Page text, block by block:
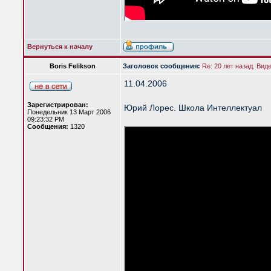
Вернуться к началу
Boris Felikson Заголовок сообщения: Re: 20 лет назад.
Зарегистрирован:
Понедельник 13 Март 2006
09:23:32 PM
Сообщения: 1320
11.04.2006
Юрий Лорес. Школа Интеллектуал